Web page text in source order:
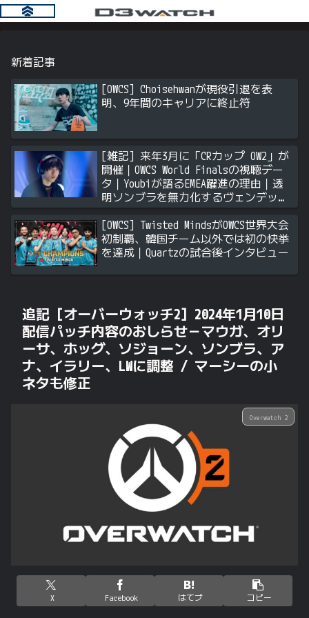
新着記事
[OWCS] Choisehwanが現役引退を表
明、9年間のキャリアに終止符
[雑記] 来年3月に「CRカップ OW2」が
開催｜OWCS World Finalsの視聴デー
タ｜Youbiが語るEMEA躍進の理由｜透
明ソンブラを無力化するヴェンデッタ
｜Stalk3rが久々のツィート ほか
[OWCS] Twisted MindsがOWCS世界大会
初制覇、韓国チーム以外では初の快挙
を達成｜Quartzの試合後インタビュー
追記 [オーバーウォッチ2] 2024年1月10日
配信パッチ内容のおしらせ－マウガ、オリ
ーサ、ホッグ、ソジョーン、ソンブラ、ア
ナ、イラリー、LWに調整 / マーシーの小
ネタも修正
Overwatch 2
X Facebook はてブ コピー